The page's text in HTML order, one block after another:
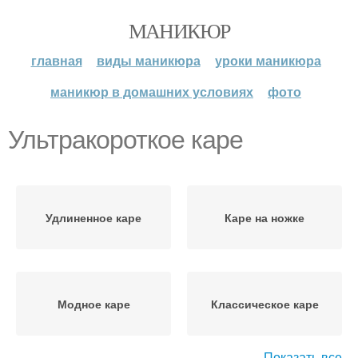
МАНИКЮР
главная виды маникюра
уроки маникюра
маникюр в домашних условиях
фото
Ультракороткое каре
Удлиненное каре Каре на ножке
Модное каре Классическое каре